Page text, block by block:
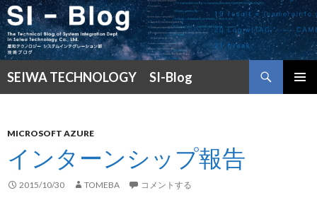
SEIWA TECHNOLOGY SI-Blog
索
ン
へ
キ
MICROSOFT AZURE
インターンシップ報告
2015/10/30 TOMEBA コメントする